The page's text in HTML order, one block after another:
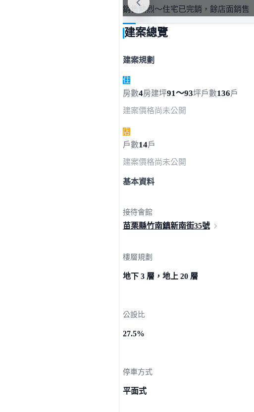
銷售熱烈～住宅已完銷，餘店面銷售
建案總覽
建案規劃
住
房數4房建坪91～93坪戶數136戶
建案價格尚未公開
店
戶數14戶
建案價格尚未公開
基本資料
接待會館
苗栗縣竹南鎮新南街35號
樓層規劃
地下 3 層，地上 20 層
公設比
27.5%
停車方式
平面式